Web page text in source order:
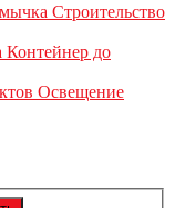
Строительство
Контейнер до
Освещение